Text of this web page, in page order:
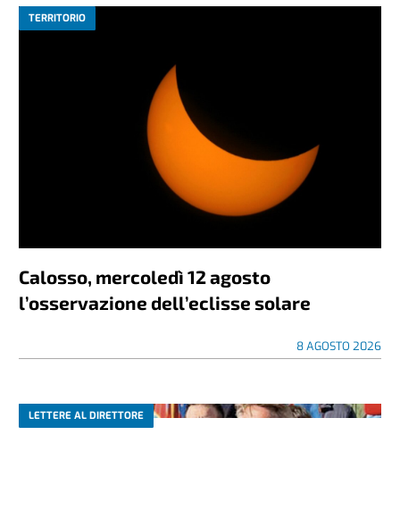
TERRITORIO
Calosso, mercoledì 12 agosto
l’osservazione dell’eclisse solare
8 AGOSTO 2026
LETTERE AL DIRETTORE